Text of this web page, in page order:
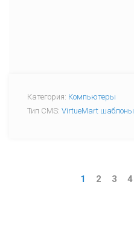
Категория: Компьютеры
Тип CMS: VirtueMart шаблоны
1 2 3 4